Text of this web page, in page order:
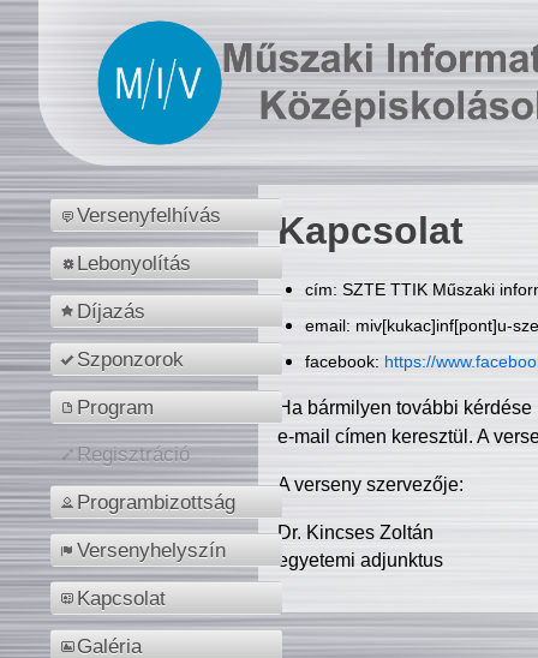
Versenyfelhívás
Lebonyolítás
Díjazás
Szponzorok
Program
Regisztráció
Programbizottság
Versenyhelyszín
Kapcsolat
Galéria
Kapcsolat
cím: SZTE TTIK Műszaki
email: miv[kukac]inf[pont]u-
facebook: https://
Ha bármilyen további
e-mail címen keresztül. A
A verseny szervezője:
Dr. Kincses Zoltán
egyetemi adjunktus